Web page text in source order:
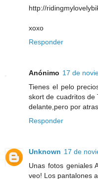
http://
xoxo
Responder
Anónimo 17 de
Tienes el pelo
skort de cuadritos de
delante,pero por
Responder
Unknown 17 de
Unas fotos geniales
veo! Los pantalones